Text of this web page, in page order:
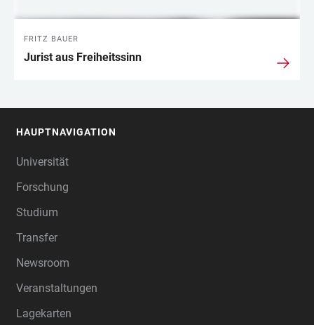
FRITZ BAUER
Jurist aus Freiheitssinn
HAUPTNAVIGATION
Universität
Forschung
Studium
Transfer
Newsroom
Veranstaltungen
Lagekarten